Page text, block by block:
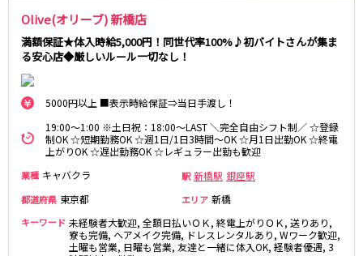
Olive(オリーブ) 新橋店
満額保証★体入時給5,000円！同世代率100%♪初バイトさんが集ま
る安心店◆厳しいルール一切なし！
5000円以上 ■表示時給保証⇒当日手渡し！
19:00～1:00 ※土日祝：18:00～LAST ＼完全自由シフト制／ ☆登録
制OK ☆短期勤務OK ☆週1日/1日3時間～OK ☆月1日出勤OK ☆終電
上がりOK ☆遅出勤務OK ☆レギュラー出勤も歓迎
業種 キャバクラ 駅 新橋駅 銀座駅
都道府県 東京都 エリア 新橋
キーワード 未経験者大歓迎, 全額日払いＯＫ, 終電上がりＯＫ, 送りあり,
寮も完備, ヘアメイク完備, ドレスレンタルあり, Wワーク歓迎,
土曜も営業, 日曜も営業, 友達と一緒に体入OK, 経験者優遇, 3
本八幡駅
小川町駅
森下駅
つくばエクスプレス
秋葉原駅
北千住駅
つくば駅
研究学園駅
浅草駅
守谷駅
三郷中央駅
八潮駅